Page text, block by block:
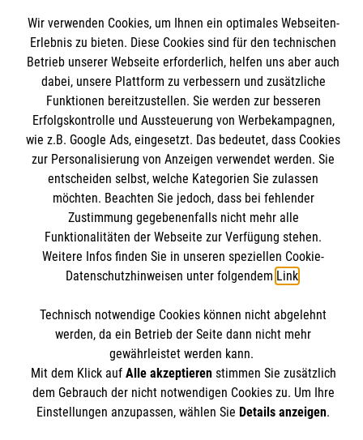
Kurse für Ärzte
Kurse für Rettungsdienstler
Internationale Kurskonzepte
Informationen
Kontakt
Impressum
Datenschutz
AGB
Malteser online
Malteserorden
Malteser Jugend
Malteser International
Sharepoint
Soziale Netzwerke
Der Malteser Hilfsdienst e.V. ist als eingetragene
gemeinnützige Organisation von der Körperschaft- und
Gewerbesteuer befreit.
Wir verwenden Cookies, um Ihnen ein optimales Webseiten-
Erlebnis zu bieten. Diese Cookies sind für den technischen
Betrieb unserer Webseite erforderlich, helfen uns aber auch
dabei, unsere Plattform zu verbessern und zusätzliche
Funktionen bereitzustellen. Sie werden zur besseren
Erfolgskontrolle und Aussteuerung von Werbekampagnen,
wie z.B. Google Ads, eingesetzt. Das bedeutet, dass Cookies
zur Personalisierung von Anzeigen verwendet werden. Sie
entscheiden selbst, welche Kategorien Sie zulassen
möchten. Beachten Sie jedoch, dass bei fehlender
Zustimmung gegebenenfalls nicht mehr alle
Funktionalitäten der Webseite zur Verfügung stehen.
Weitere Infos finden Sie in unseren speziellen Cookie-
Datenschutzhinweisen unter folgendem Link.
Technisch notwendige Cookies können nicht abgelehnt
werden, da ein Betrieb der Seite dann nicht mehr
gewährleistet werden kann.
Mit dem Klick auf Alle akzeptierenstimmen Sie zusätzlich
dem Gebrauch der nicht notwendigen Cookies zu. Um Ihre
Einstellungen anzupassen, wählen Sie Details anzeigen.